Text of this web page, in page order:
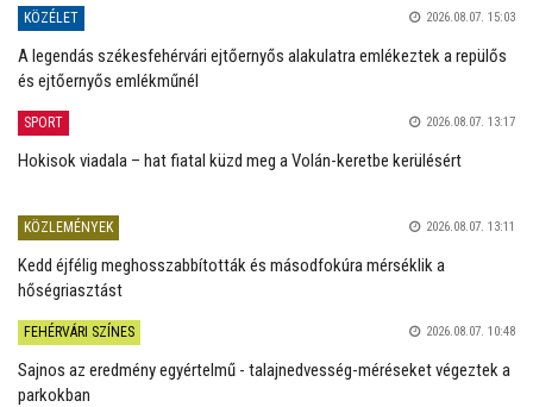
KÖZÉLET 2026.08.07. 15:03
A legendás székesfehérvári ejtőernyős alakulatra emlékeztek a repülős
és ejtőernyős emlékműnél
SPORT 2026.08.07. 13:17
Hokisok viadala – hat fiatal küzd meg a Volán-keretbe kerülésért
KÖZLEMÉNYEK 2026.08.07. 13:11
Kedd éjfélig meghosszabbították és másodfokúra mérséklik a
hőségriasztást
FEHÉRVÁRI SZÍNES 2026.08.07. 10:48
Sajnos az eredmény egyértelmű - talajnedvesség-méréseket végeztek a
parkokban